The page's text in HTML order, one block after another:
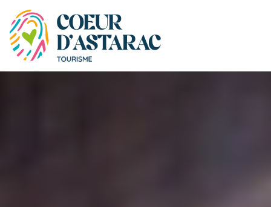
Panneau de gestion des cookies